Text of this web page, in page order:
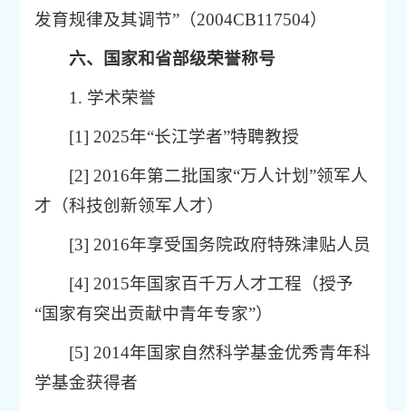
发育规律及其调节”（2004CB117504）
六、国家和省部级荣誉称号
1. 学术荣誉
[1] 2025年“长江学者”特聘教授
[2] 2016年第二批国家“万人计划”领军人
才（科技创新领军人才）
[3] 2016年享受国务院政府特殊津贴人员
[4] 2015年国家百千万人才工程（授予
“国家有突出贡献中青年专家”）
[5] 2014年国家自然科学基金优秀青年科
学基金获得者